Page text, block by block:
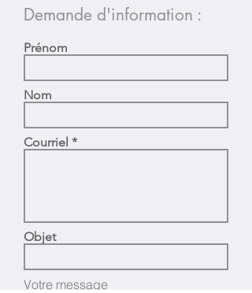
Demande d'information :
Prénom
Nom
Courriel
Objet
Votre message